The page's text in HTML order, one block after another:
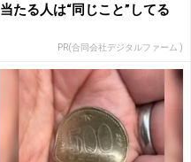
当たる人は“同じこと”してる
PR(合同会社デジタルファーム )